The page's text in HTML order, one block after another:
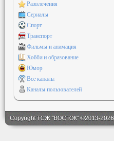
Развлечения
Сериалы
Спорт
Транспорт
Фильмы и анимация
Хобби и образование
Юмор
Все каналы
Каналы пользователей
Copyright ТСЖ "ВОСТОК" ©2013-2026